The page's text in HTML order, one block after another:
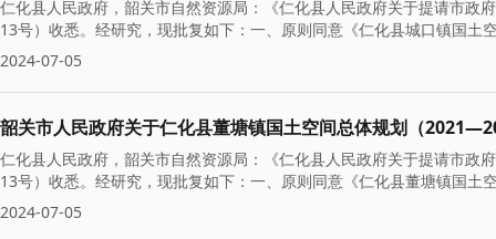
仁化县人民政府，韶关市自然资源局：《仁化县人民政府关于提请市政
13号）收悉。经研究，现批复如下：一、原则同意《仁化县城口镇国
2024-07-05
韶关市人民政府关于仁化县董塘镇国土空间总体规划（
仁化县人民政府，韶关市自然资源局：《仁化县人民政府关于提请市政
13号）收悉。经研究，现批复如下：一、原则同意《仁化县董塘镇国
2024-07-05